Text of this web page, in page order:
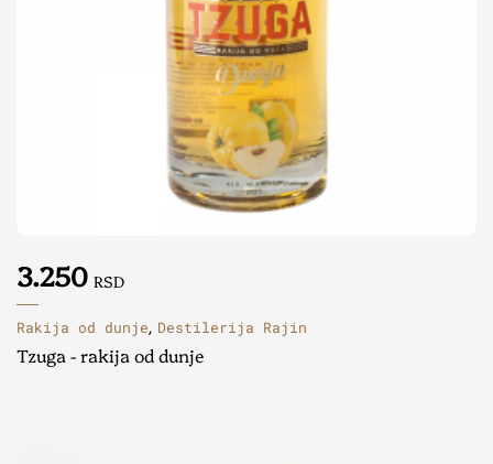
3.250 RSD
Rakija od dunje, Destilerija Rajin
Tzuga - rakija od dunje